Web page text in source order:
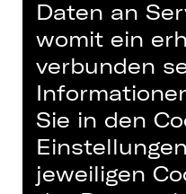
HARDT
Schauspieler*in
Schauspieler
Daten an
womit ein
verbunden
Sie in den
jeweiligen